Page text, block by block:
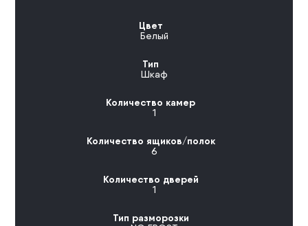
Цвет
Белый
Тип
Шкаф
Количество камер
1
Количество ящиков/полок
6
Количество дверей
1
Тип разморозки